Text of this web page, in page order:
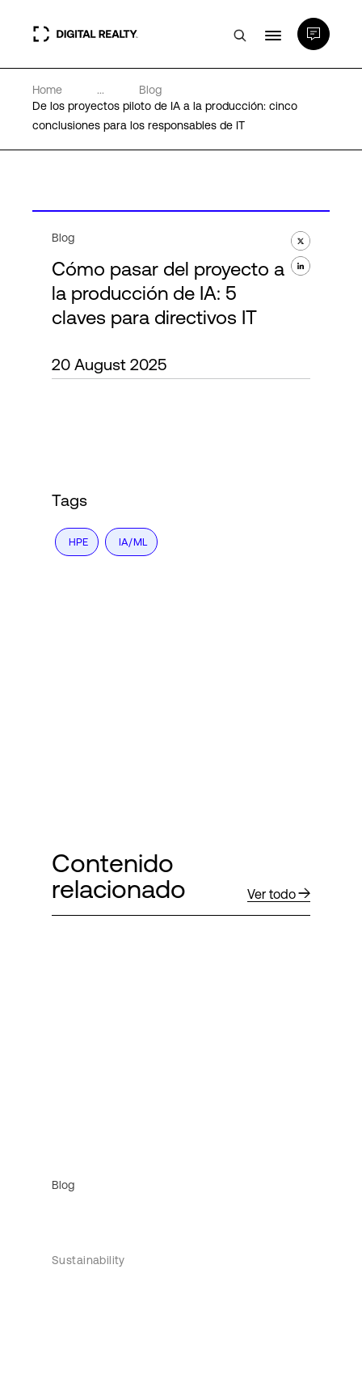
Centros de Datos
PlatformDIGITAL®
Acerca de
Language
Home ...
Blog
De los proyectos piloto de IA a la producción: cinco
conclusiones para los responsables de IT
Blog
Cómo pasar del proyecto a
la producción de IA: 5
claves para directivos IT
20 August 2025
Tags
HPE IA/ML
Contenido
relacionado
Ver todo
Blog
Sustainability